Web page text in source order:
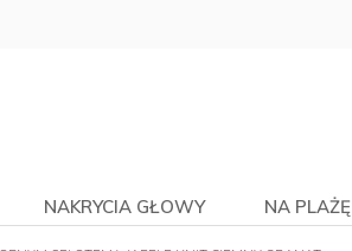
NAKRYCIA GŁOWY NA PLAŻĘ